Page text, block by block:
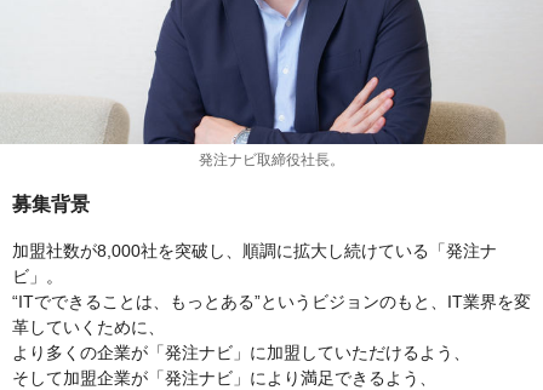
発注ナビ取締役社長。
募集背景
加盟社数が8,000社を突破し、順調に拡大し続けている「発注ナ
ビ」。
“ITでできることは、もっとある”というビジョンのもと、IT業界を変
革していくために、
より多くの企業が「発注ナビ」に加盟していただけるよう、
そして加盟企業が「発注ナビ」により満足できるよう、